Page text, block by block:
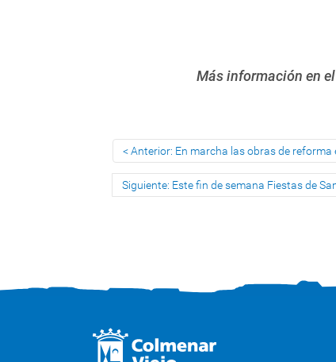
Más información en
Anterior: En marcha las obras de reforma
Siguiente: Este fin de semana Fiestas de